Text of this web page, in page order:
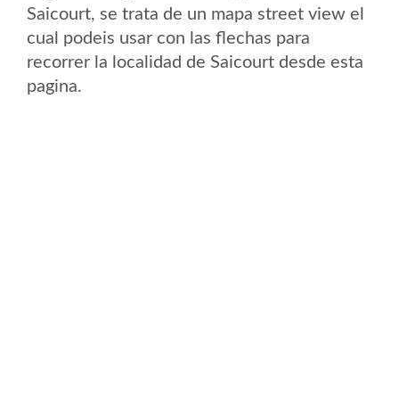
Saicourt, se trata de un mapa street view el
cual podeis usar con las flechas para
recorrer la localidad de Saicourt desde esta
pagina.